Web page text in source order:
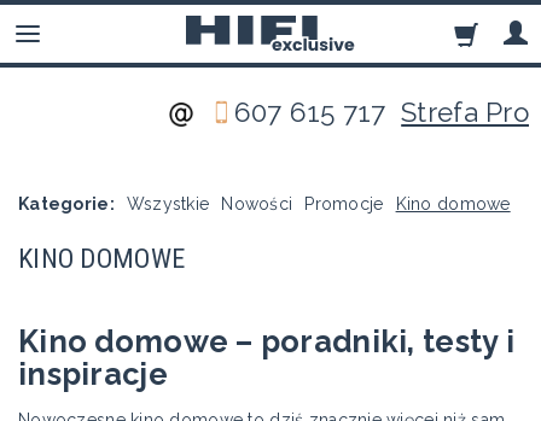
607 615 717Strefa Pro
Kategorie: Wszystkie Nowości Promocje Kino domowe
KINO DOMOWE
Kino domowe – poradniki, testy i
inspiracje